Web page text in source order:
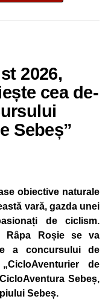
2026,
cea de-
Sebeș”
obiective naturale
vară, gazda unei
de ciclism.
Râpa Roșie se va
a concursului de
de
Sebeș,
Sebeș.